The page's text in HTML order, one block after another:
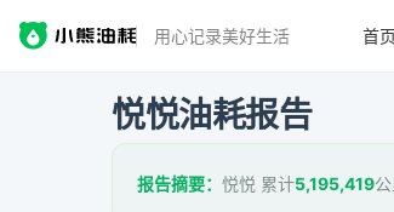
用心记录美好生活 首页
悦悦油耗报告
报告摘要： 悦悦 累计5,195,419